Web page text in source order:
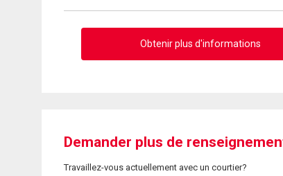
Obtenir plus d'informations
Demander plus de
Travaillez-vous actuellement avec un courtier?